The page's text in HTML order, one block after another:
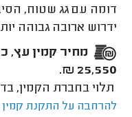
דומה עם גג שטוח,
ידרוש ארובה גבוהה
25,550 ₪.
תלוי בחברת הקמין,
להרחבה על התקנת קמין